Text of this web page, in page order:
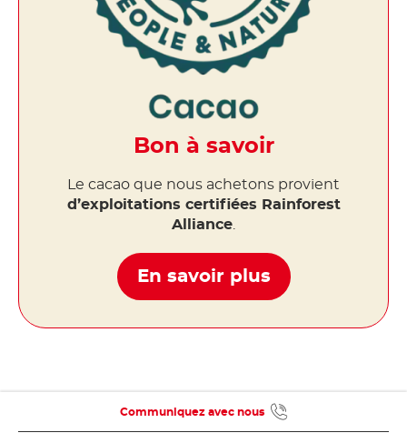
Bon à savoir
Le cacao que nous achetons provient
d’exploitations certifiées Rainforest
Alliance.
En savoir plus
Communiquez avec nous